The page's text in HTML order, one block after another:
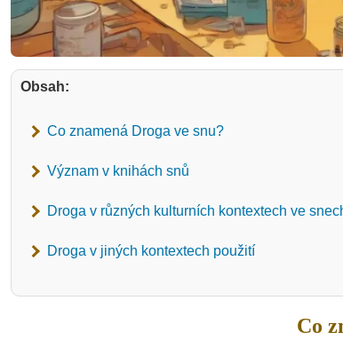
Obsah:
Co znamená Droga ve snu?
Význam v knihách snů
Droga v různých kulturních kontextech ve
Droga v jiných kontextech použití
Co